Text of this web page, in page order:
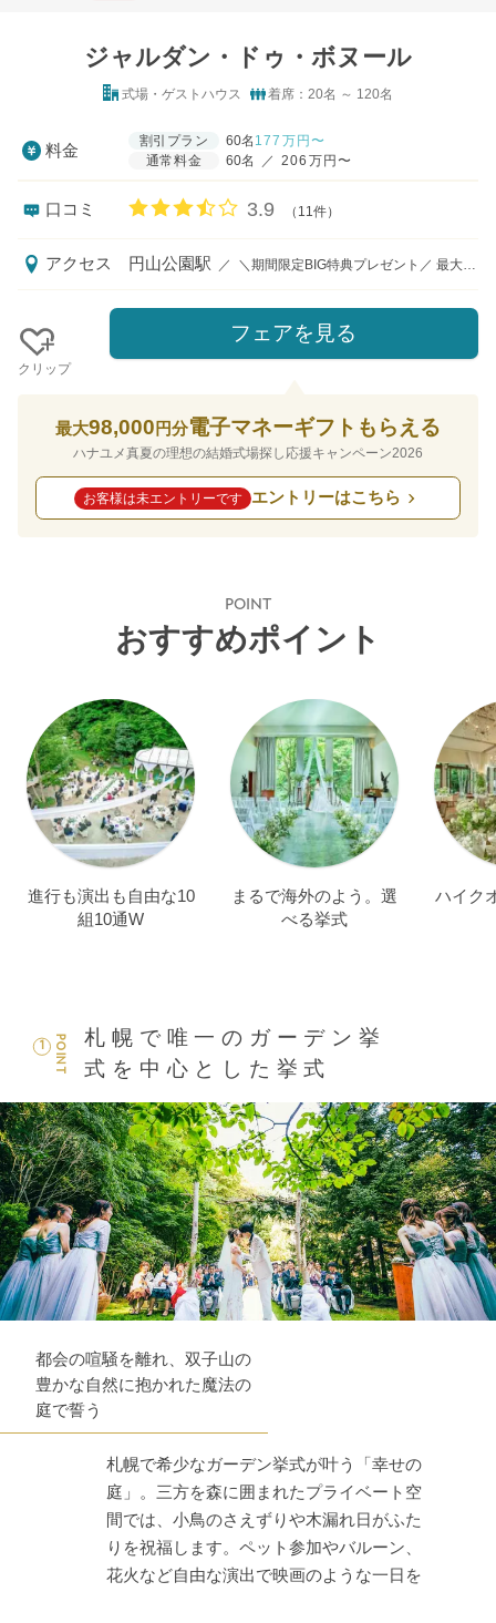
ジャルダン・ドゥ・ボヌール
式場・ゲストハウス 着席：20名 ～ 120名
料金
割引プラン 60名 177 万円〜
通常料金
60名 ／ 206万円〜
口コミ 口コミ評価
3.9 （11件）
アクセス 円山公園駅 ／ ＼期間限定BIG特典プレゼント／ 最大100万円優待 ※特典内容は、時期・人数により変動いたします 《アクセス》 ■円山公園駅／地下鉄東西線円山公園駅より車で5分、地下鉄南北線大通駅より車で10分 ※フェア来館時は、お車もしくはタクシーをお手配致します。
クリップ
フェアを見る
最大98,000 円分電子マネーギフトもらえる
ハナユメ真夏の理想の結婚式場探し応援キャンペーン2026
お客様は未エントリーです エントリーはこちら
POINT
おすすめポイント
進行も演出も自由な10
組10通W
まるで海外のよう。選
べる挙式
ハイク
POINT
1
札幌で唯一のガーデン挙
式を中心とした挙式
都会の喧騒を離れ、双子山の
豊かな自然に抱かれた魔法の
庭で誓う
札幌で希少なガーデン挙式が叶う「幸せの
庭」。三方を森に囲まれたプライベート空
間では、小鳥のさえずりや木漏れ日がふた
りを祝福します。ペット参加やバルーン、
花火など自由な演出で映画のような一日を